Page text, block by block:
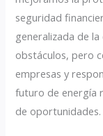
seguridad
generalizada de
obstáculos, pero
empresas y
futuro de energía
de oportunidades.